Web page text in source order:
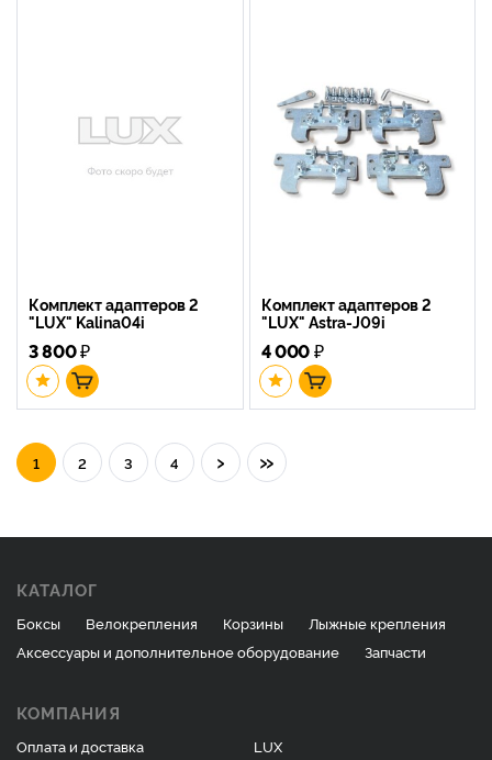
Комплект адаптеров 2
"LUX" Kalina04i
3 800₽
Комплект адаптеров 2
"LUX" Astra-J09i
4 000₽
1 2 3 4 › »
КАТАЛОГ
Боксы Велокрепления Корзины
Лыжные крепления
Аксессуары и дополнительное оборудование
Запчасти
КОМПАНИЯ
Оплата и доставка LUX